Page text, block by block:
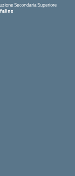
Secondaria Superiore